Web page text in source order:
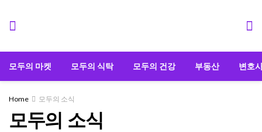
모두의 마켓 모두의 식탁 모두의 건강 부동산 변호
Home 모두의 소식
모두의 소식